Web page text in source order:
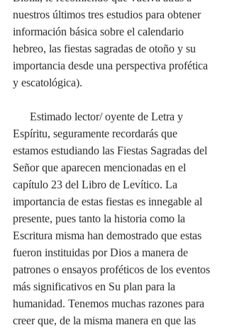
nuestros últimos tres estudios para obtener
información básica sobre el calendario
hebreo, las fiestas sagradas de otoño y su
importancia desde una perspectiva profética
y escatológica).
Espíritu, seguramente recordarás que
estamos estudiando las Fiestas Sagradas del
Señor que aparecen mencionadas en el
capítulo 23 del Libro de Levítico. La
importancia de estas fiestas es innegable al
presente, pues tanto la historia como la
Escritura misma han demostrado que estas
fueron instituidas por Dios a manera de
patrones o ensayos proféticos de los eventos
más significativos en Su plan para la
humanidad. Tenemos muchas razones para
creer que, de la misma manera en que las